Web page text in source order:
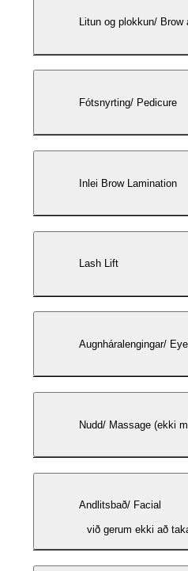
Litun og plokkun/ Brow
Fótsnyrting/ Pedicure
Inlei Brow Lamination
Lash Lift
Augnháralengingar/
Nudd/ Massage
Andlitsbað/ Facial
við gerum ekki að